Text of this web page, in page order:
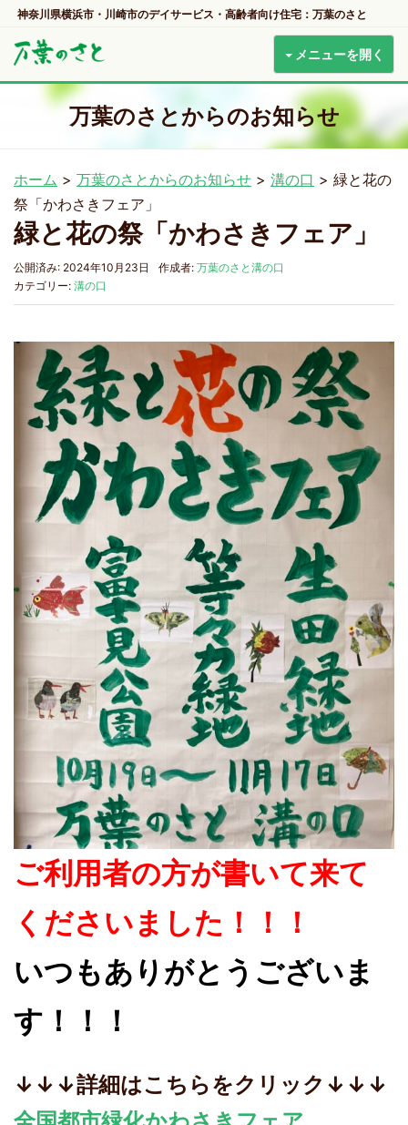
神奈川県横浜市・川崎市のデイサービス・高齢者向け住宅：万葉のさと
メニューを開く
万葉のさとからのお知らせ
ホーム > 万葉のさとからのお知らせ > 溝の口 > 緑と花の
祭「かわさきフェア」
緑と花の祭「かわさきフェア」
公開済み: 2024年10月23日 作成者: 万葉のさと溝の口
カテゴリー: 溝の口
ご利用者の方が書いて来て
くださいました！！！
いつもありがとうございま
す！！！
↓↓↓詳細はこちらをクリック↓↓↓